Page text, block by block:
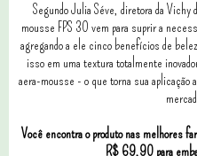
Segundo Julia Séve, diretora da
mousse FPS 30 vem para suprir a
agregando a ele cinco benefícios de
isso em uma textura totalmente
aera-mousse - o que torna sua aplicação
Você encontra o produto nas melhores
R$ 69,90 para